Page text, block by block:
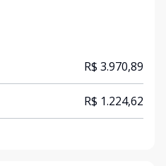
R$ 3.970,89
R$ 1.224,62